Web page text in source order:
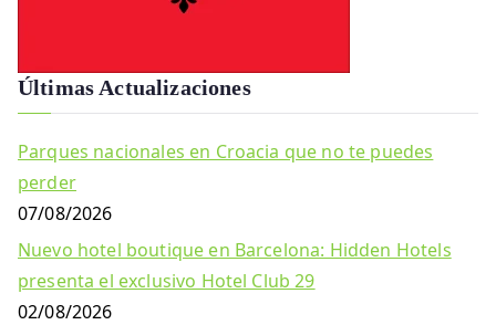
Últimas Actualizaciones
Parques nacionales en Croacia que no te puedes
perder
07/08/2026
Nuevo hotel boutique en Barcelona: Hidden Hotels
presenta el exclusivo Hotel Club 29
02/08/2026